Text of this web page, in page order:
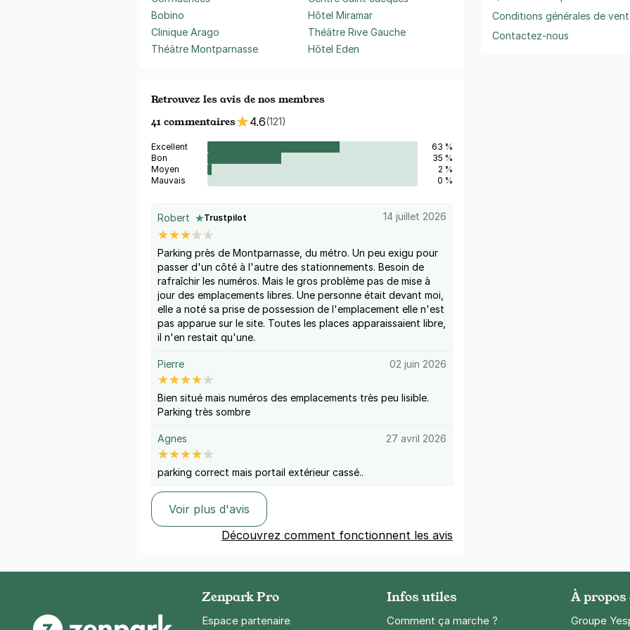
Bobino
Clinique Arago
Théâtre Montparnasse
Hôtel Miramar
Théâtre Rive Gauche
Hôtel Eden
Retrouvez les avis de nos membres
41 commentaires
4.6(121)
Excellent
63 %
Bon
35 %
Moyen
2 %
Mauvais
0 %
Robert Trustpilot 14 juillet 2026
Parking près de Montparnasse, du métro. Un peu exigu pour
passer d'un côté à l'autre des stationnements. Besoin de
rafraîchir les numéros. Mais le gros problème pas de mise à
jour des emplacements libres. Une personne était devant moi,
elle a noté sa prise de possession de l'emplacement elle n'est
pas apparue sur le site. Toutes les places apparaissaient libre,
il n'en restait qu'une.
Pierre 02 juin 2026
Bien situé mais numéros des emplacements très peu lisible.
Parking très sombre
Agnes 27 avril 2026
parking correct mais portail extérieur cassé..
Voir plus d'avis
Découvrez comment fonctionnent les avis
Conditions générales de
Contactez-nous
Zenpark Pro
Espace partenaire
Infos utiles
Comment ça marche ?
À propos
Groupe